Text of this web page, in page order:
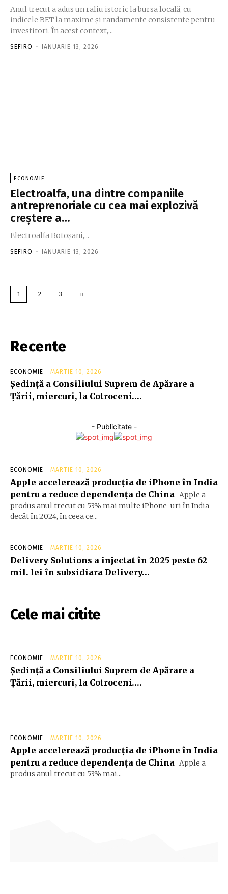
Anul trecut a adus un raliu istoric la bursa locală, cu
indicele BET la maxime şi randamente consistente pen­tru
investitori. În acest context,...
SEFIRO - IANUARIE 13, 2026
ECONOMIE
Electroalfa, una dintre companiile
antreprenoriale cu cea mai explozivă
creştere a…
Electroalfa Botoşani,...
SEFIRO - IANUARIE 13, 2026
1 2 3
Recente
ECONOMIE MARTIE 10, 2026
Şedinţă a Consiliului Suprem de Apărare a
Ţării, miercuri, la Cotroceni….
- Publicitate -
ECONOMIE MARTIE 10, 2026
Apple accelerează producția de iPhone în India
pentru a reduce dependența de China Apple a
produs anul trecut cu 53% mai multe iPhone-uri în India
decât în 2024, în ceea ce...
ECONOMIE MARTIE 10, 2026
Delivery Solutions a injectat în 2025 peste 62
mil. lei în subsidiara Delivery…
Cele mai citite
ECONOMIE MARTIE 10, 2026
Şedinţă a Consiliului Suprem de Apărare a
Ţării, miercuri, la Cotroceni….
ECONOMIE MARTIE 10, 2026
Apple accelerează producția de iPhone în India
pentru a reduce dependența de China Apple a
produs anul trecut cu 53% mai...